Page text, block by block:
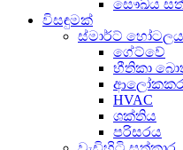
සෞඛ්ය
විසඳුමක්
ස්මාර්ට් හෝටලය
ගේට්වේ
භීතිකා
HVAC
ශක්තිය
පරිසරය